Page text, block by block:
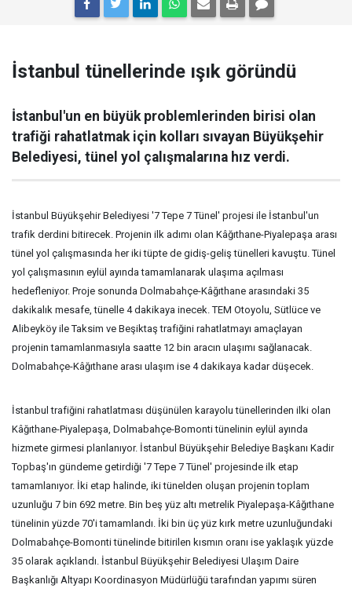
İstanbul tünellerinde ışık göründü
İstanbul'un en büyük problemlerinden birisi olan
trafiği rahatlatmak için kolları sıvayan Büyükşehir
Belediyesi, tünel yol çalışmalarına hız verdi.
İstanbul Büyükşehir Belediyesi '7 Tepe 7 Tünel' projesi ile İstanbul'un
trafik derdini bitirecek. Projenin ilk adımı olan Kâğıthane-Piyalepaşa arası
tünel yol çalışmasında her iki tüpte de gidiş-geliş tünelleri kavuştu. Tünel
yol çalışmasının eylül ayında tamamlanarak ulaşıma açılması
hedefleniyor. Proje sonunda Dolmabahçe-Kâğıthane arasındaki 35
dakikalık mesafe, tünelle 4 dakikaya inecek. TEM Otoyolu, Sütlüce ve
Alibeyköy ile Taksim ve Beşiktaş trafiğini rahatlatmayı amaçlayan
projenin tamamlanmasıyla saatte 12 bin aracın ulaşımı sağlanacak.
Dolmabahçe-Kâğıthane arası ulaşım ise 4 dakikaya kadar düşecek.
İstanbul trafiğini rahatlatması düşünülen karayolu tünellerinden ilki olan
Kâğıthane-Piyalepaşa, Dolmabahçe-Bomonti tünelinin eylül ayında
hizmete girmesi planlanıyor. İstanbul Büyükşehir Belediye Başkanı Kadir
Topbaş'ın gündeme getirdiği '7 Tepe 7 Tünel' projesinde ilk etap
tamamlanıyor. İki etap halinde, iki tünelden oluşan projenin toplam
uzunluğu 7 bin 692 metre. Bin beş yüz altı metrelik Piyalepaşa-Kâğıthane
tünelinin yüzde 70'i tamamlandı. İki bin üç yüz kırk metre uzunluğundaki
Dolmabahçe-Bomonti tünelinde bitirilen kısmın oranı ise yaklaşık yüzde
35 olarak açıklandı. İstanbul Büyükşehir Belediyesi Ulaşım Daire
Başkanlığı Altyapı Koordinasyon Müdürlüğü tarafından yapımı süren